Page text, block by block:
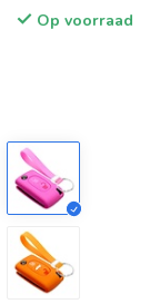
Op voorraad